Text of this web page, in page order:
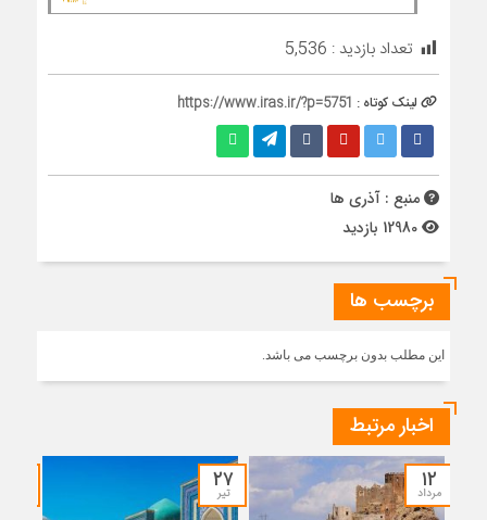
تعداد بازدید : 5,536
لینک کوتاه : https://www.iras.ir/?p=5751
منبع : آذری ها
برچسب ها
این مطلب بدون برچسب می باشد.
اخبار مرتبط
۱۲
مرداد ۲۷
تیر